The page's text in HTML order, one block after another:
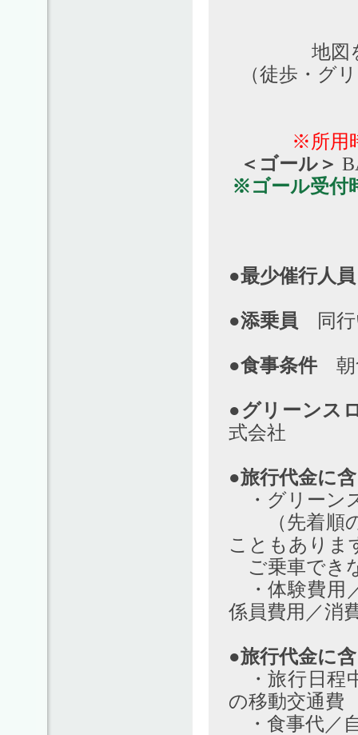
地図
（徒歩・グ
※所用
＜ゴール＞
※ゴール受付
●最少催行人員
●添乗員 同行
●食事条件 朝
●グリーンス
式会社
●旅行代金に
・グリーン
（先着順の
こともありま
ご乗車でき
・体験費用
係員費用／消
●旅行代金に
・旅行日程
の移動交通費
・食事代／